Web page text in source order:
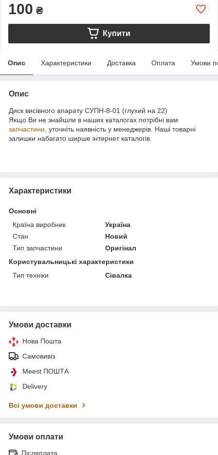
100 ₴
Купити
Опис Характеристики Доставка Оплата Умови
Опис
Диск висівного апарату СУПН-8-01 (глухий на 22)
Якщо Ви не знайшли в наших каталогах потрібні вам
запчастини , уточніть наявність у менеджерів. Наші товарні
залишки набагато ширше інтернет каталогів.
Характеристики
Основні
Країна виробник
Україна
Стан
Новий
Тип запчастини
Оригінал
Користувальницькі характеристики
Тип техніки
Сівалка
Умови доставки
Нова Пошта
Самовивіз
Meest ПОШТА
Delivery
Всі умови доставки
Умови оплати
Післяплата